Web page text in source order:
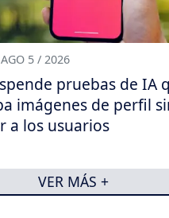
5 / 2026
pruebas de IA
imágenes de perfil
a los usuarios
VER MÁS +